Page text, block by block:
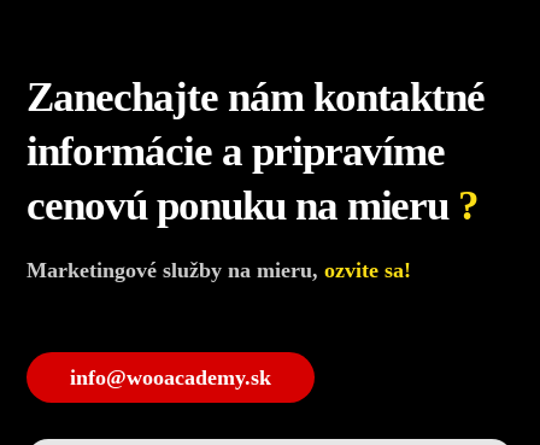
Zanechajte nám kontaktné
informácie a pripravíme
cenovú ponuku na mieru ?
Marketingové služby na mieru,ozvite sa!
info@wooacademy.sk